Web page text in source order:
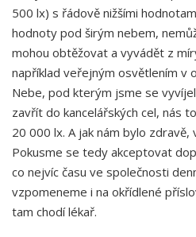
500 lx) s řádově nižšími
hodnoty pod širým nebem,
mohou obtěžovat a vyvádět z
například veřejným osvětlením v
Nebe, pod kterým jsme se
zavřít do kancelářských cel, nás
20 000 lx. A jak nám bylo
Pokusme se tedy akceptovat
co nejvíc času ve společnosti
vzpomeneme i na okřídlené
tam chodí lékař.